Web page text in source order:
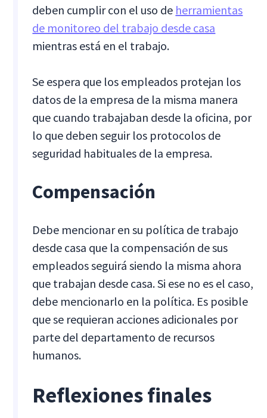
deben cumplir con el uso de herramientas
de monitoreo del trabajo desde casa
mientras está en el trabajo.
Se espera que los empleados protejan los
datos de la empresa de la misma manera
que cuando trabajaban desde la oficina, por
lo que deben seguir los protocolos de
seguridad habituales de la empresa.
Compensación
Debe mencionar en su política de trabajo
desde casa que la compensación de sus
empleados seguirá siendo la misma ahora
que trabajan desde casa. Si ese no es el caso,
debe mencionarlo en la política. Es posible
que se requieran acciones adicionales por
parte del departamento de recursos
humanos.
Reflexiones finales